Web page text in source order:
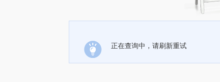
正在查询中，请刷新重试